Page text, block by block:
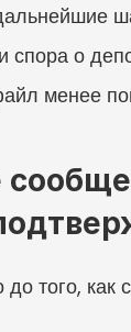
спора о
менее
того, как